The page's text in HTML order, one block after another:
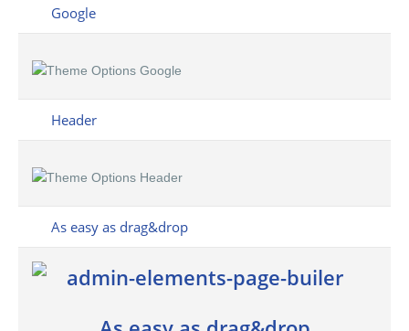
Google
Header
As easy as drag&drop